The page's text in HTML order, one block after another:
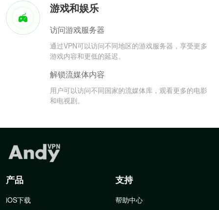
游戏和娱乐
访问游戏服务器
通过VPN可以访问不同地区的游戏服务器，享受更多
游戏内容和更低的延迟。
解锁流媒体内容
用户可以访问不同国家的流媒体库，观看更多的电影
和电视剧。
产品
iOS下载
支持
帮助中心